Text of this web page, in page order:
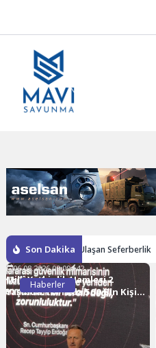
Son Dakika
Bin Kişiye Ulaşan Seferberlik
Haberler
06.08.2026 09:09 42
Millî Yetkinlik Hamlesi 2
Yaşında: İki Yılda 500 Bin Kişiye
Ulaşan Seferberlik